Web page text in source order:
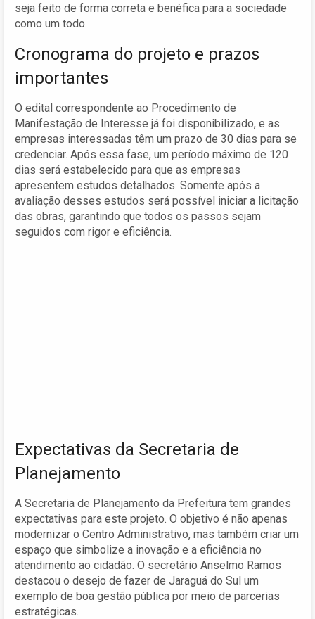
seja feito de forma correta e benéfica para a sociedade
como um todo.
Cronograma do projeto e prazos
importantes
O edital correspondente ao Procedimento de
Manifestação de Interesse já foi disponibilizado, e as
empresas interessadas têm um prazo de 30 dias para se
credenciar. Após essa fase, um período máximo de 120
dias será estabelecido para que as empresas
apresentem estudos detalhados. Somente após a
avaliação desses estudos será possível iniciar a licitação
das obras, garantindo que todos os passos sejam
seguidos com rigor e eficiência.
Expectativas da Secretaria de
Planejamento
A Secretaria de Planejamento da Prefeitura tem grandes
expectativas para este projeto. O objetivo é não apenas
modernizar o Centro Administrativo, mas também criar um
espaço que simbolize a inovação e a eficiência no
atendimento ao cidadão. O secretário Anselmo Ramos
destacou o desejo de fazer de Jaraguá do Sul um
exemplo de boa gestão pública por meio de parcerias
estratégicas.